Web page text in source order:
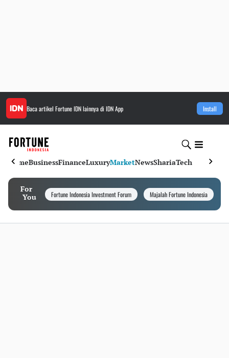
Baca artikel Fortune IDNlainnya di IDN App Install
HomeBusinessFinanceLuxuryMarketNewsShariaTech
For
You
Fortune Indonesia Investment Forum Majalah Fortune Indonesia